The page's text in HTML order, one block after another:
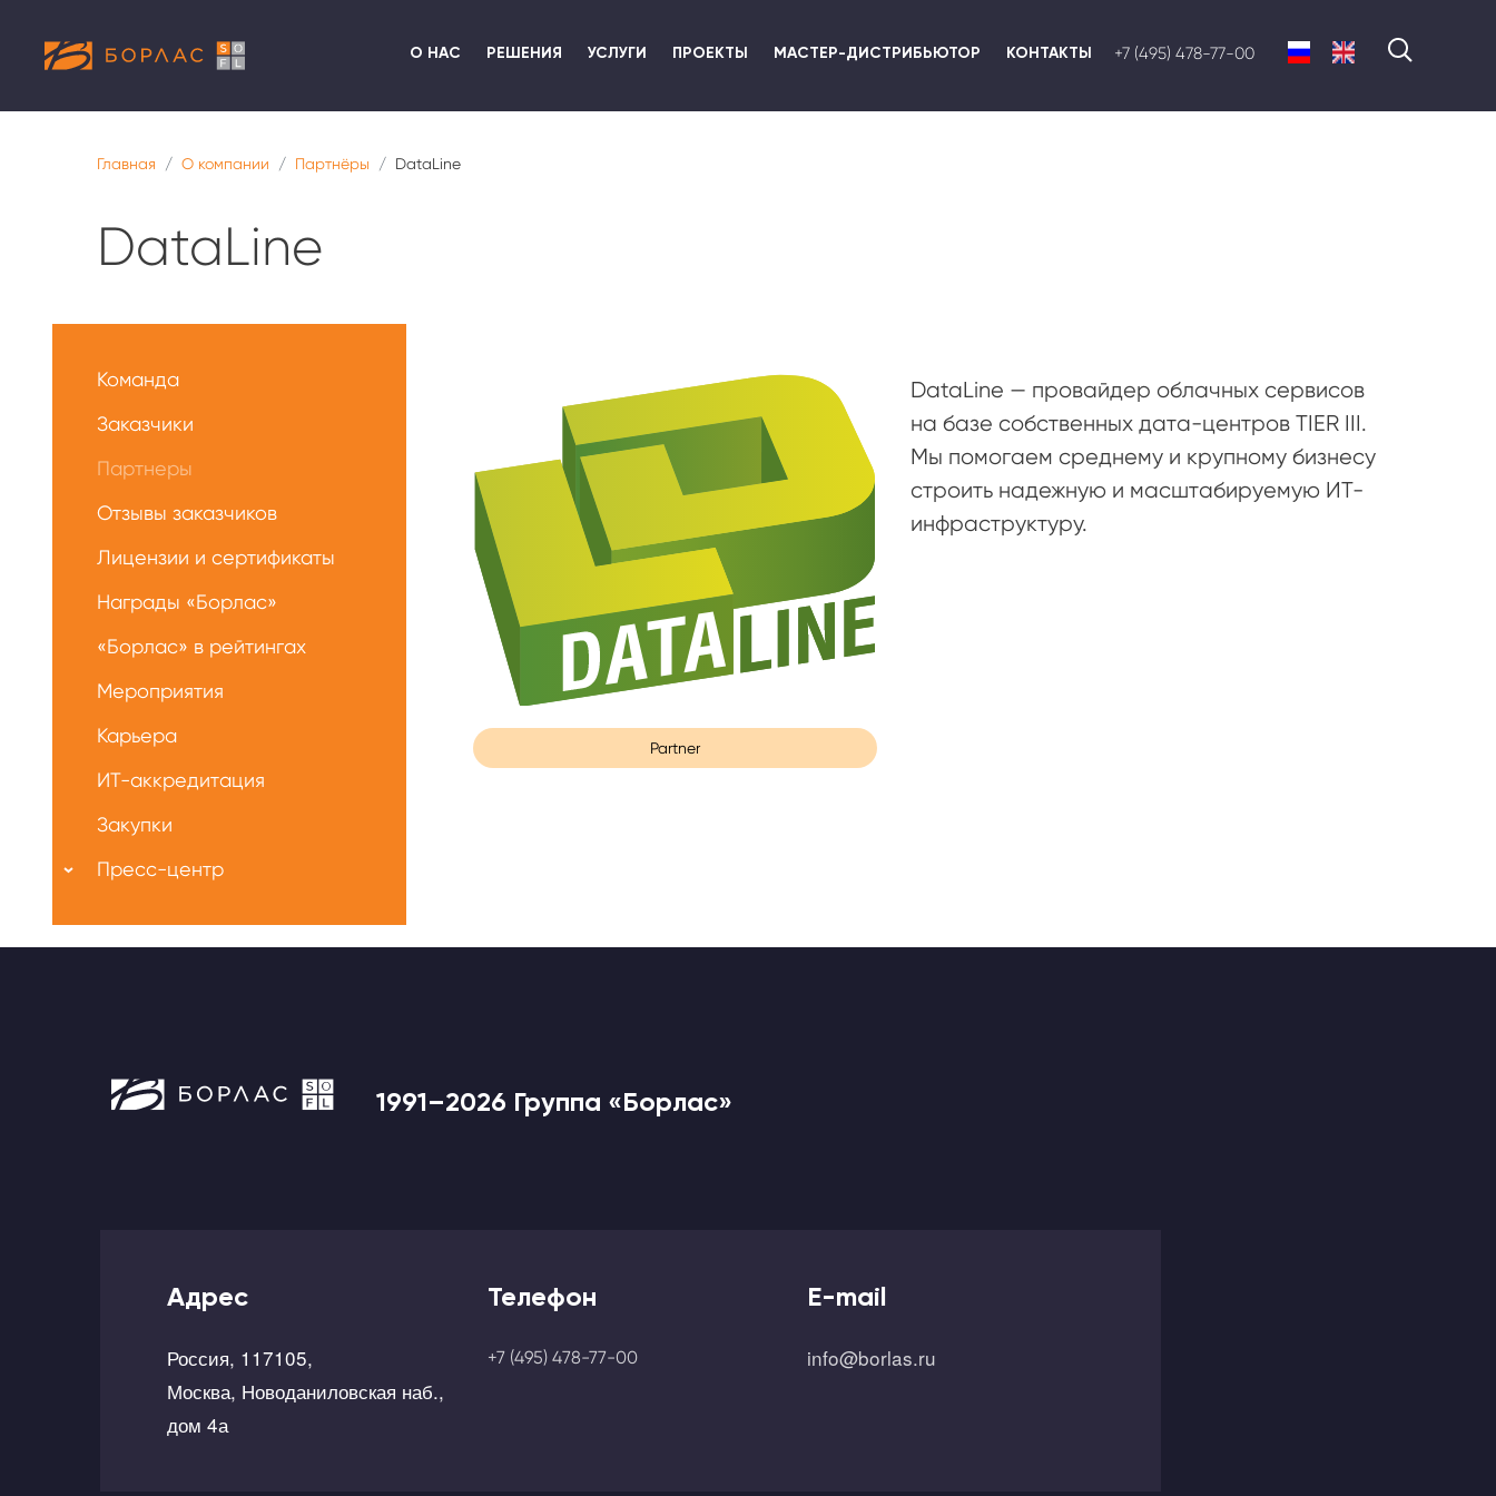
О НАС РЕШЕНИЯ УСЛУГИ ПРОЕКТЫ МАСТЕР-ДИСТРИБЬЮТОР КОНТАКТЫ +7 (495) 478-77-00
Главная О компании Партнёры DataLine
DataLine
Partner
DataLine — провайдер облачных сервисов
на базе собственных дата-центров TIER III.
Мы помогаем среднему и крупному бизнесу
строить надежную и масштабируемую ИТ-
инфраструктуру.
Команда
Заказчики
Партнеры
Отзывы заказчиков
Лицензии и сертификаты
Награды «Борлас»
«Борлас» в рейтингах
Мероприятия
Карьера
ИТ-аккредитация
Закупки
Пресс-центр
1991–2026 Группа «Борлас»
Адрес
Россия, 117105,
Москва, Новоданиловская наб.,
дом 4а
Телефон
+7 (495) 478-77-00
E-mail
info@borlas.ru